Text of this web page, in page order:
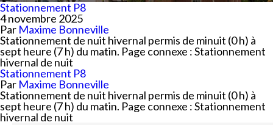
Stationnement P8
4 novembre 2025
Par Maxime Bonneville
Stationnement de nuit hivernal permis de minuit (0 h) à
sept heure (7 h) du matin. Page connexe : Stationnement
hivernal de nuit
Stationnement P8
Par Maxime Bonneville
Stationnement de nuit hivernal permis de minuit (0 h) à
sept heure (7 h) du matin. Page connexe : Stationnement
hivernal de nuit